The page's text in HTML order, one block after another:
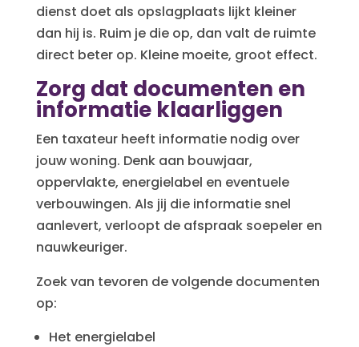
dienst doet als opslagplaats lijkt kleiner
dan hij is. Ruim je die op, dan valt de ruimte
direct beter op. Kleine moeite, groot effect.
Zorg dat documenten en
informatie klaarliggen
Een taxateur heeft informatie nodig over
jouw woning. Denk aan bouwjaar,
oppervlakte, energielabel en eventuele
verbouwingen. Als jij die informatie snel
aanlevert, verloopt de afspraak soepeler en
nauwkeuriger.
Zoek van tevoren de volgende documenten
op:
Het energielabel